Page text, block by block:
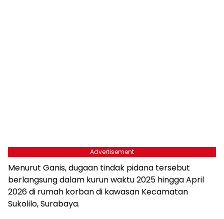
Advertisement
Menurut Ganis, dugaan tindak pidana tersebut
berlangsung dalam kurun waktu 2025 hingga April
2026 di rumah korban di kawasan Kecamatan
Sukolilo, Surabaya.